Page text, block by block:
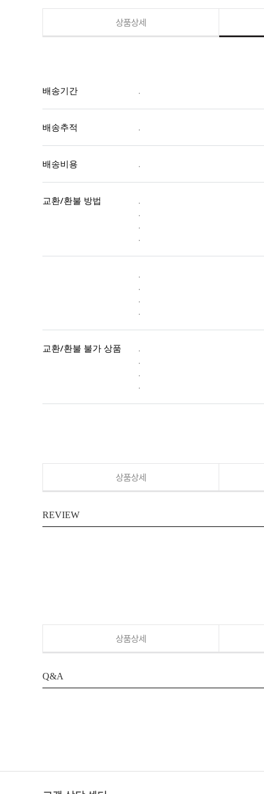
상품상세
배송기간 .
배송추적 .
배송비용 .
교환/환불 방법
.
.
.
.
.
.
.
.
교환/환불 불가 상품
.
.
.
.
상품상세
REVIEW
상품상세
Q&A